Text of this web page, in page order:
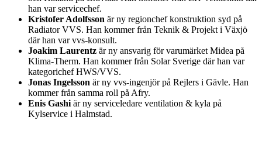
han var servicechef.
Kristofer Adolfsson är ny regionchef konstruktion syd på
Radiator VVS. Han kommer från Teknik & Projekt i Växjö
där han var vvs-konsult.
Joakim Laurentz är ny ansvarig för varumärket Midea på
Klima-Therm. Han kommer från Solar Sverige där han var
kategorichef HWS/VVS.
Jonas Ingelsson är ny vvs-ingenjör på Rejlers i Gävle. Han
kommer från samma roll på Afry.
Enis Gashi är ny serviceledare ventilation & kyla på
Kylservice i Halmstad.